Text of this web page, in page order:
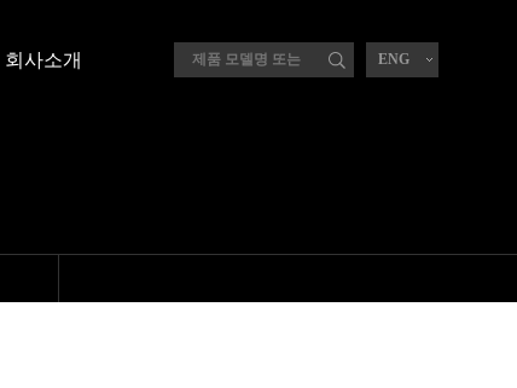
회사소개 ENG